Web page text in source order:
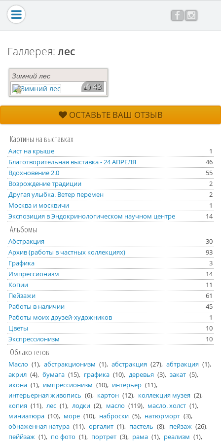
Перейти к основному содержанию
Галерея
Картины в интерьере
Цены
Контакты
Обо мне
Все отзывы
Мастер-класс
Галлерея: лес
Зимний лес
43
ОСТАВЬТЕ ВАШ ОТЗЫВ
Картины на выставках
Аист на крыше
1
Благотворительная выставка - 24 АПРЕЛЯ
46
Вдохновение 2.0
55
Возрождение традиции
2
Другая улыбка. Ветер перемен
2
Москва и москвичи
1
Экспозиция в Эндокринологическом научном центре
14
Альбомы
Абстракция
30
Архив (работы в частных коллекциях)
93
Графика
3
Импрессионизм
14
Копии
11
Пейзажи
61
Работы в наличии
45
Работы моих друзей-художников
1
Цветы
10
Экспрессионизм
10
Облако тегов
Масло 1 абстракционизм 1 абстракция 27 абтракция
1
акрил
4 бумага 15 графика 10 деревья 3 закат
5
икона
1 импрессионизм 10 интерьер
11
интерьерная живопись
6 картон 12 коллекция музея
2
копия
11 лес 1 лодки 2 масло 119 масло. холст
1
миниатюра
10 море 10 наброски 5 натюрморт
3
обнаженная натура
11 оргалит 1 пастель 8 пейзаж
26
пеййзаж
1 по фото 1 портрет 3 рама 1 реализм 1